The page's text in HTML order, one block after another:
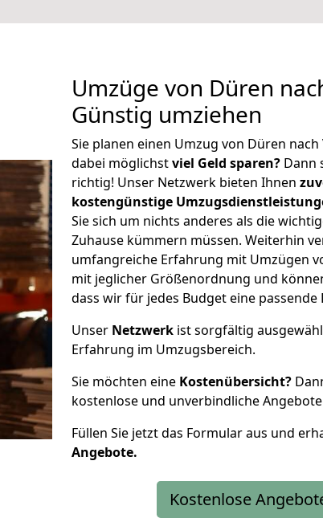
Umzüge von Düren
Günstig umziehen
Sie planen einen Umzug von Düren
dabei möglichstviel Geld sparen? Dann
richtig! Unser Netzwerk bieten Ihnen
kostengünstige
Sie sich um nichts anderes als die
Zuhause kümmern müssen. Weiterhin
umfangreiche Erfahrung mit Umzügen
mit jeglicher Größenordnung und
dass wir für jedes Budget eine
Unser Netzwerk ist sorgfältig
Erfahrung im Umzugsbereich.
Sie möchten eine Kostenübersicht?
kostenlose und unverbindliche
Füllen Sie jetzt das Formular aus und
Angebote.
Kostenlose